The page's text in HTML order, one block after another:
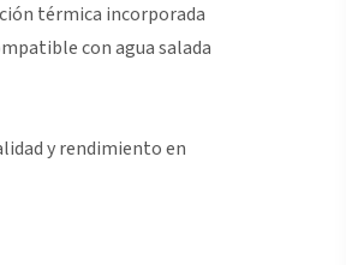
térmica incorporada
con agua salada
y rendimiento en